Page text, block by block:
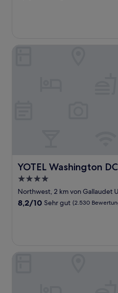
Bewertungen)
YOTEL Washington DC
YOTEL Washington DC
4.0-
Sterne-
Unterkunft
Northwest, 2 km von Gallaudet
8.2
Bewertungen)
8,2/10 Sehr gut (2.530